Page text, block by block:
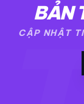
BẢN
CẬP NHẬT